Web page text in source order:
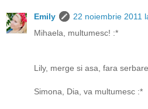
Emily
22 noiembrie 2011
Mihaela, multumesc! :*
Lily, merge si asa, fara
Simona, Dia, va multumesc :*